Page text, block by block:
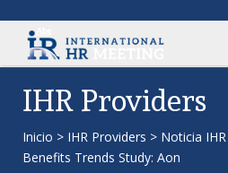
IHR Providers
Inicio > IHR Providers > Noticia
Benefits Trends Study: Aon